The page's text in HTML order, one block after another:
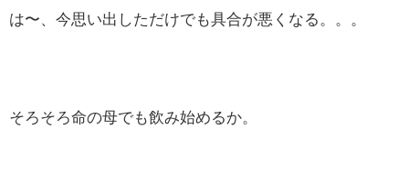
は〜、今思い出しただけでも具合が悪くなる。。。
そろそろ命の母でも飲み始めるか。